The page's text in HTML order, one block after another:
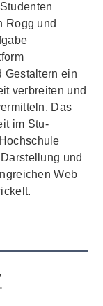
Rogg und
Gestaltern ein
verbreiten und
Das
im Stu­
und
Web